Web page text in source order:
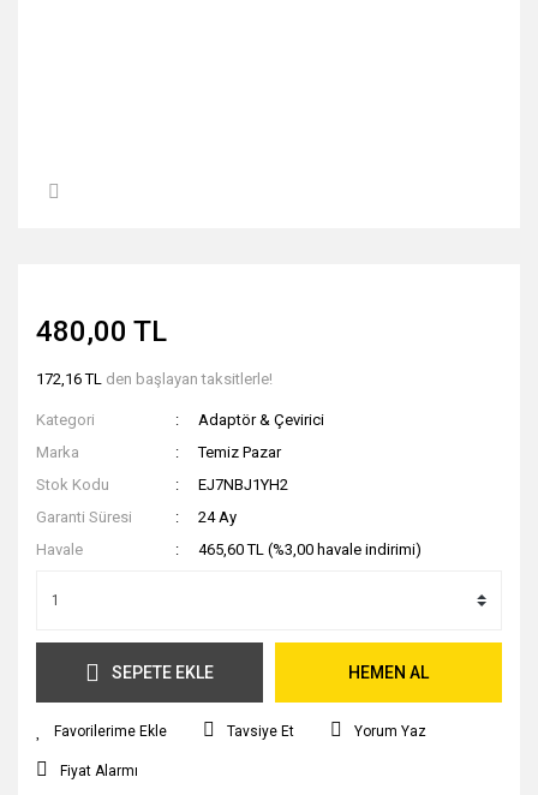
480,00 TL
172,16 TL den başlayan taksitlerle!
Kategori
Adaptör & Çevirici
Marka
Temiz Pazar
Stok Kodu
EJ7NBJ1YH2
Garanti Süresi
24 Ay
Havale
465,60 TL (%3,00 havale indirimi)
SEPETE EKLE HEMEN AL
Tavsiye Et Yorum Yaz
Fiyat Alarmı